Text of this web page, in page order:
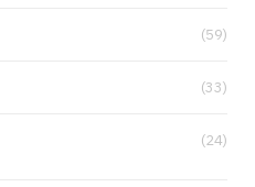
(59)
(33)
(24)